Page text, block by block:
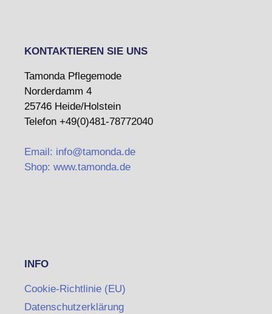
KONTAKTIEREN SIE UNS
Tamonda Pflegemode
Norderdamm 4
25746 Heide/Holstein
Telefon +49(0)481-78772040
Email: info@tamonda.de
Shop: www.tamonda.de
INFO
Cookie-Richtlinie (EU)
Datenschutzerklärung